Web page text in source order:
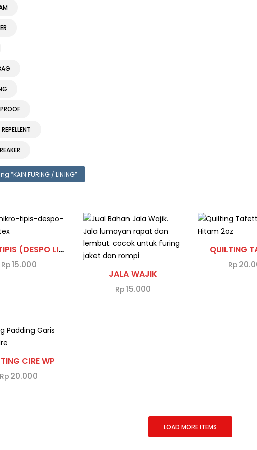
“KAIN FURING / LINING”
MIKRO TIPIS (DESPO LITE)
Rp15.000
JALA WAJIK
Rp15.000
QUILTING
Rp
CIRE WP
Rp 20.000
LOAD MORE ITEMS